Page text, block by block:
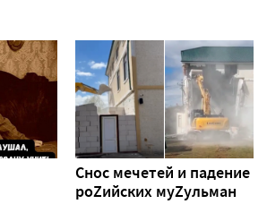
Снос мечетей и падение
роZийских муZульман